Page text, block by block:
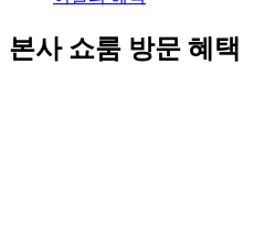
본사 쇼룸 방문 혜택